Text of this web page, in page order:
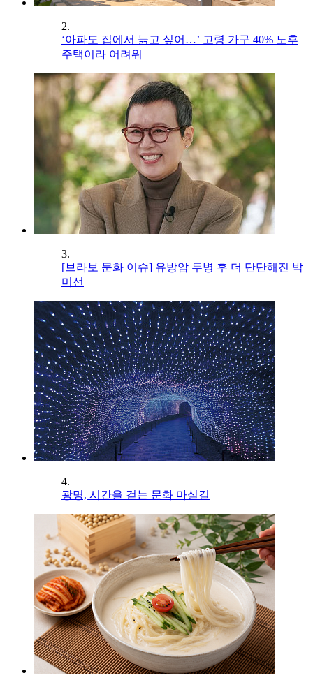
2.
‘아파도 집에서 늙고 싶어…’ 고령 가구 40% 노후
주택이라 어려워
3.
[브라보 문화 이슈] 유방암 투병 후 더 단단해진 박
미선
4.
광명, 시간을 걷는 문화 마실길